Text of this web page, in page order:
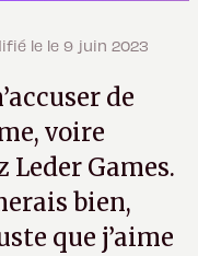
le le 9 juin 2023
de
voire
Leder Games.
bien,
que j’aime